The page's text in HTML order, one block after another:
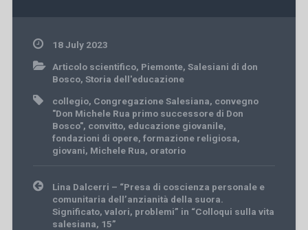
18 July 2023
Articolo scientifico, Piemonte, Salesiani di don
Bosco, Storia dell'educazione
collegio, Congregazione Salesiana, convegno
"Don Michele Rua primo successore di Don
Bosco", convitto, educazione giovanile,
fondazioni di opere, formazione religiosa,
giovani, Michele Rua, oratorio
Post
navigation
Lina Dalcerri – “Presa di coscienza personale e
comunitaria dell’anzianità della suora.
Significato, valori, problemi” in “Colloqui sulla vita
salesiana, 15”